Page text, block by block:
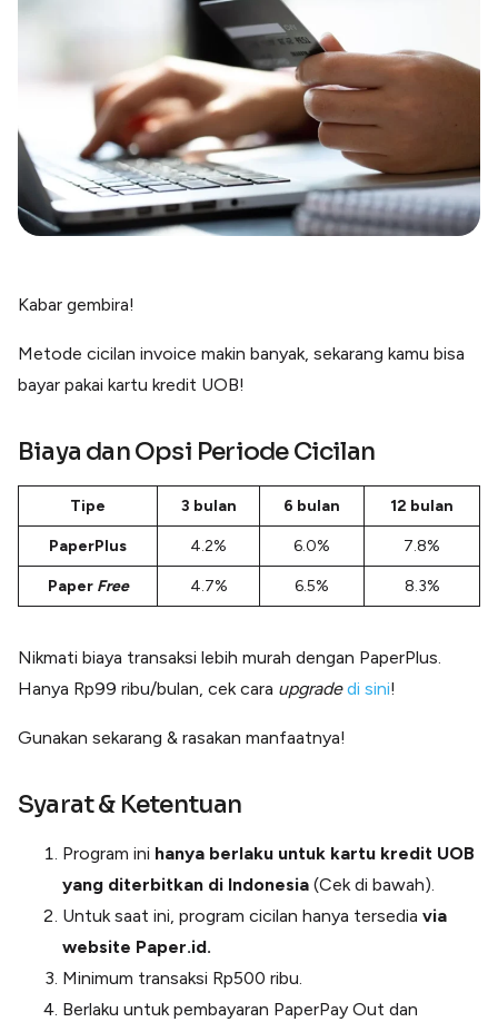
Bayar luar negeri pakai kartu kredit
Kartu Kredit Bisnis
Paper Card
Satu kartu untuk bisnis & personal
Paper Horizon
Kartu korporat expense terlengkap
Food & Beverages
Konstruksi
Integrasi sistem bisnis dengan API
Software Akuntansi
Pencatatan Laporan Keuangan Gratis
Integrasi Paper dengan Accurate
Kumpulan tips dan informasi bisnis
Kabar gembira!
Metode cicilan invoice makin banyak, sekarang kamu bisa
bayar pakai kartu kredit UOB!
Biaya dan Opsi Periode Cicilan
Tipe 3 bulan 6 bulan 12 bulan
PaperPlus 4.2% 6.0% 7.8%
Paper Free 4.7% 6.5% 8.3%
Nikmati biaya transaksi lebih murah dengan PaperPlus.
Hanya Rp99 ribu/bulan, cek cara upgrade di sini!
Gunakan sekarang & rasakan manfaatnya!
Syarat & Ketentuan
Program ini hanya berlaku untuk kartu kredit UOB
yang diterbitkan di Indonesia (Cek di bawah).
Untuk saat ini, program cicilan hanya tersedia via
website Paper.id.
Minimum transaksi Rp500 ribu.
Berlaku untuk pembayaran PaperPay Out dan